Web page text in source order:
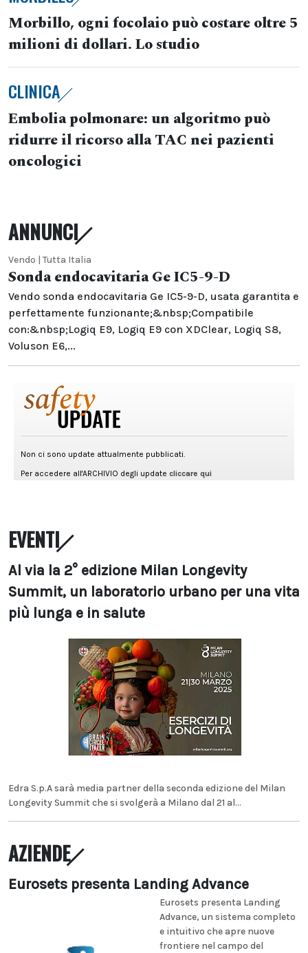
Morbillo, ogni focolaio può costare oltre 5
milioni di dollari. Lo studio
CLINICA
Embolia polmonare: un algoritmo può
ridurre il ricorso alla TAC nei pazienti
oncologici
ANNUNCI
Vendo | Tutta Italia
Sonda endocavitaria Ge IC5-9-D
Vendo sonda endocavitaria Ge IC5-9-D, usata garantita e
perfettamente funzionante;&nbsp;Compatibile
con:&nbsp;Logiq E9, Logiq E9 con XDClear, Logiq S8,
Voluson E6,...
EVENTI
Al via la 2° edizione Milan Longevity
Summit, un laboratorio urbano per una vita
più lunga e in salute
Edra S.p.A sarà media partner della seconda edizione del Milan
Longevity Summit che si svolgerà a Milano dal 21 al...
AZIENDE
Eurosets presenta Landing Advance
Eurosets presenta Landing
Advance, un sistema completo
e intuitivo che apre nuove
frontiere nel campo del